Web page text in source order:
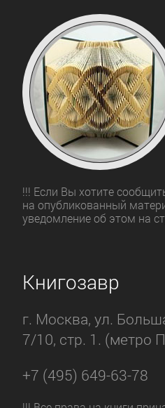
!!! Если Вы хотите
на опубликованный
уведомление об этом на
Книгозавр
г. Москва, ул.
7/10, стр. 1. (метро
+7 (495) 649-63-78